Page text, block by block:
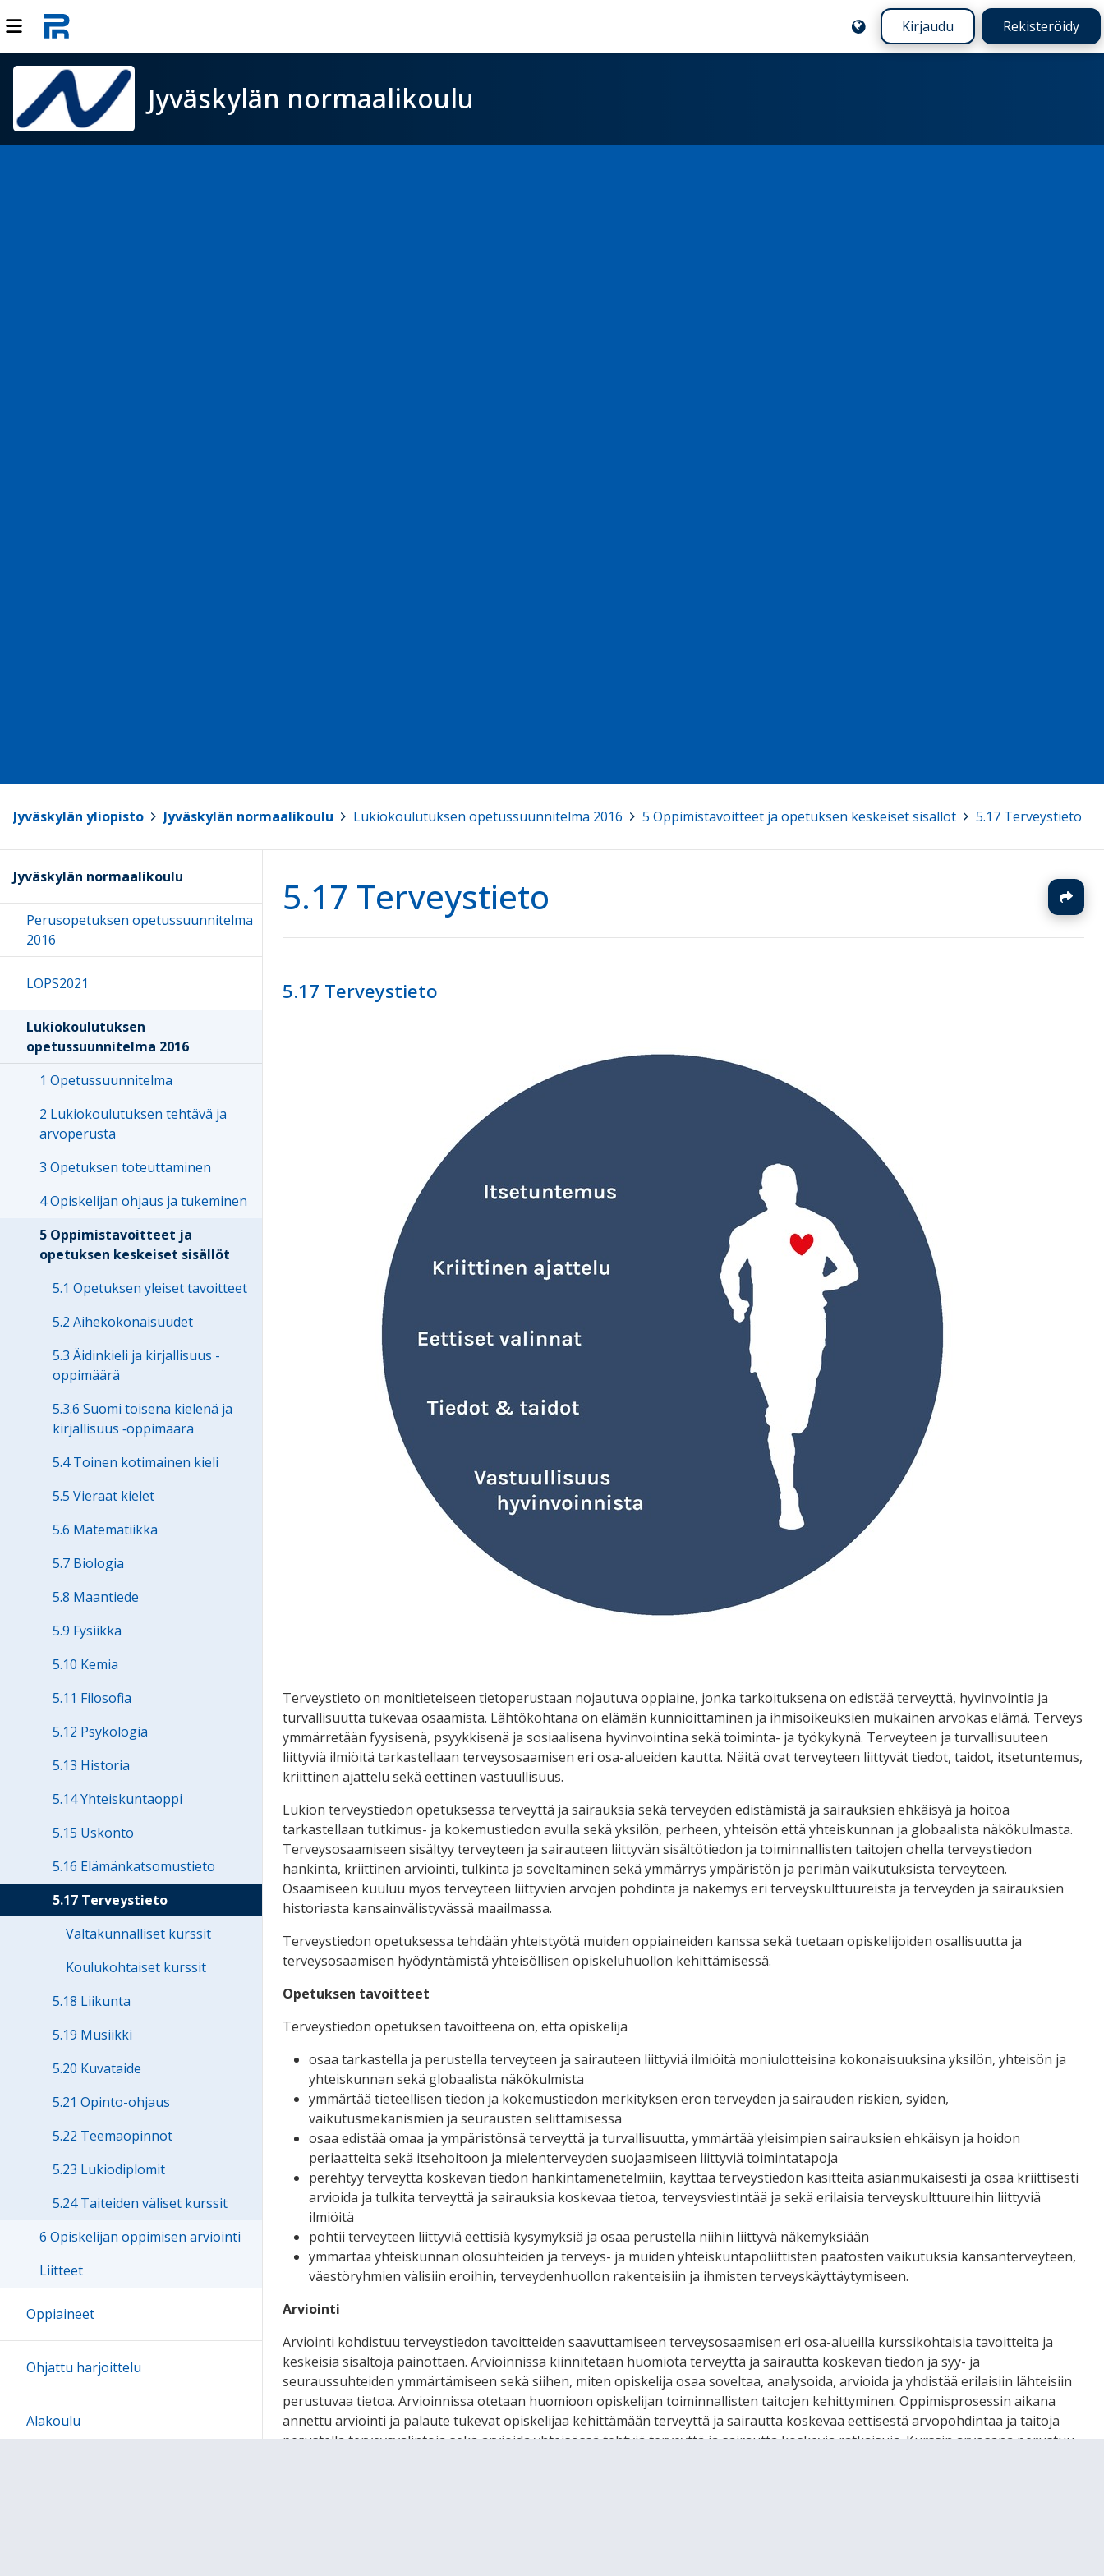
Kirjaudu Rekisteröidy
Jyväskylän normaalikoulu
Jyväskylän yliopisto Jyväskylän normaalikoulu Lukiokoulutuksen opetussuunnitelma 2016 5 Oppimistavoitteet ja opetuksen keskeiset sisällöt 5.17 Terveystieto
5.17 Terveystieto
5.17 Terveystieto
Terveystieto on monitieteiseen tietoperustaan nojautuva oppiaine, jonka tarkoituksena on edistää terveyttä, hyvinvointia ja
turvallisuutta tukevaa osaamista. Lähtökohtana on elämän kunnioittaminen ja ihmisoikeuksien mukainen arvokas elämä. Terveys
ymmärretään fyysisenä, psyykkisenä ja sosiaalisena hyvinvointina sekä toiminta- ja työkykynä. Terveyteen ja turvallisuuteen
liittyviä ilmiöitä tarkastellaan terveysosaamisen eri osa-alueiden kautta. Näitä ovat terveyteen liittyvät tiedot, taidot, itsetuntemus,
kriittinen ajattelu sekä eettinen vastuullisuus.
Lukion terveystiedon opetuksessa terveyttä ja sairauksia sekä terveyden edistämistä ja sairauksien ehkäisyä ja hoitoa
tarkastellaan tutkimus- ja kokemustiedon avulla sekä yksilön, perheen, yhteisön että yhteiskunnan ja globaalista näkökulmasta.
Terveysosaamiseen sisältyy terveyteen ja sairauteen liittyvän sisältötiedon ja toiminnallisten taitojen ohella terveystiedon
hankinta, kriittinen arviointi, tulkinta ja soveltaminen sekä ymmärrys ympäristön ja perimän vaikutuksista terveyteen.
Osaamiseen kuuluu myös terveyteen liittyvien arvojen pohdinta ja näkemys eri terveyskulttuureista ja terveyden ja sairauksien
historiasta kansainvälistyvässä maailmassa.
Terveystiedon opetuksessa tehdään yhteistyötä muiden oppiaineiden kanssa sekä tuetaan opiskelijoiden osallisuutta ja
terveysosaamisen hyödyntämistä yhteisöllisen opiskeluhuollon kehittämisessä.
Opetuksen tavoitteet
Terveystiedon opetuksen tavoitteena on, että opiskelija
osaa tarkastella ja perustella terveyteen ja sairauteen liittyviä ilmiöitä moniulotteisina kokonaisuuksina yksilön, yhteisön ja
yhteiskunnan sekä globaalista näkökulmista
ymmärtää tieteellisen tiedon ja kokemustiedon merkityksen eron terveyden ja sairauden riskien, syiden,
vaikutusmekanismien ja seurausten selittämisessä
osaa edistää omaa ja ympäristönsä terveyttä ja turvallisuutta, ymmärtää yleisimpien sairauksien ehkäisyn ja hoidon
periaatteita sekä itsehoitoon ja mielenterveyden suojaamiseen liittyviä toimintatapoja
perehtyy terveyttä koskevan tiedon hankintamenetelmiin, käyttää terveystiedon käsitteitä asianmukaisesti ja osaa kriittisesti
arvioida ja tulkita terveyttä ja sairauksia koskevaa tietoa, terveysviestintää ja sekä erilaisia terveyskulttuureihin liittyviä
ilmiöitä
pohtii terveyteen liittyviä eettisiä kysymyksiä ja osaa perustella niihin liittyvä näkemyksiään
ymmärtää yhteiskunnan olosuhteiden ja terveys- ja muiden yhteiskuntapoliittisten päätösten vaikutuksia kansanterveyteen,
väestöryhmien välisiin eroihin, terveydenhuollon rakenteisiin ja ihmisten terveyskäyttäytymiseen.
Arviointi
Arviointi kohdistuu terveystiedon tavoitteiden saavuttamiseen terveysosaamisen eri osa-alueilla kurssikohtaisia tavoitteita ja
keskeisiä sisältöjä painottaen. Arvioinnissa kiinnitetään huomiota terveyttä ja sairautta koskevan tiedon ja syy- ja
seuraussuhteiden ymmärtämiseen sekä siihen, miten opiskelija osaa soveltaa, analysoida, arvioida ja yhdistää erilaisiin lähteisiin
perustuvaa tietoa. Arvioinnissa otetaan huomioon opiskelijan toiminnallisten taitojen kehittyminen. Oppimisprosessin aikana
annettu arviointi ja palaute tukevat opiskelijaa kehittämään terveyttä ja sairautta koskevaa eettisestä arvopohdintaa ja taitoja
perustella terveysvalintoja sekä arvioida yhteisössä tehtyjä terveyttä ja sairautta koskevia ratkaisuja. Kurssin arvosana perustuu
Jyväskylän normaalikoulu
Perusopetuksen opetussuunnitelma
2016
LOPS2021
Lukiokoulutuksen
opetussuunnitelma 2016
1 Opetussuunnitelma
2 Lukiokoulutuksen tehtävä ja
arvoperusta
3 Opetuksen toteuttaminen
4 Opiskelijan ohjaus ja tukeminen
5 Oppimistavoitteet ja
opetuksen keskeiset sisällöt
5.1 Opetuksen yleiset tavoitteet
5.2 Aihekokonaisuudet
5.3 Äidinkieli ja kirjallisuus -
oppimäärä
5.3.6 Suomi toisena kielenä ja
kirjallisuus ‑oppimäärä
5.4 Toinen kotimainen kieli
5.5 Vieraat kielet
5.6 Matematiikka
5.7 Biologia
5.8 Maantiede
5.9 Fysiikka
5.10 Kemia
5.11 Filosofia
5.12 Psykologia
5.13 Historia
5.14 Yhteiskuntaoppi
5.15 Uskonto
5.16 Elämänkatsomustieto
5.17 Terveystieto
Valtakunnalliset kurssit
Koulukohtaiset kurssit
5.18 Liikunta
5.19 Musiikki
5.20 Kuvataide
5.21 Opinto-ohjaus
5.22 Teemaopinnot
5.23 Lukiodiplomit
5.24 Taiteiden väliset kurssit
6 Opiskelijan oppimisen arviointi
Liitteet
Oppiaineet
Ohjattu harjoittelu
Alakoulu